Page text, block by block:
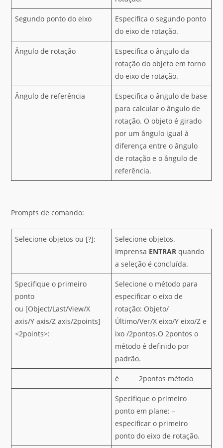
Segundo ponto do eixo
Especifica o segundo ponto
do eixo de rotação.
Ângulo de rotação
Especifica o ângulo da
rotação do objeto em torno
do eixo de rotação.
Ângulo de referência
Especifica o ângulo de base
para calcular o ângulo de
rotação. O objeto é girado
por um ângulo igual à
diferença entre o ângulo
de rotação e o ângulo de
referência.
Prompts de comando:
Selecione objetos ou [?]:
Selecione objetos.
Imprensa ENTRAR quando
a seleção é concluída.
Specifique o primeiro
ponto
ou [Object/Last/View/X
axis/Y axis/Z axis/2points]
<2points>:
Selecione o método para
especificar o eixo de
rotação: Objeto/
Último/Ver/X eixo/Y eixo/Z e
ixo /2pontos.O 2pontos o
método é definido por
padrão.
é 2pontos método
Specifique o primeiro
ponto em plane: –
especificar o primeiro
ponto do eixo de rotação.